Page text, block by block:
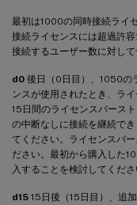
最初は1000の同時接続ライ
接続ライセンスには超過許
接続するユーザー数に対して
d0 後日（0日目）、1050の
ンスが使用されたとき、ラ
15日間のライセンスバース
の中断なしに接続を継続で
てください。ライセンスバ
ださい。最初から購入した
入することを検討してくださ
d15 15日後（15日目）、追